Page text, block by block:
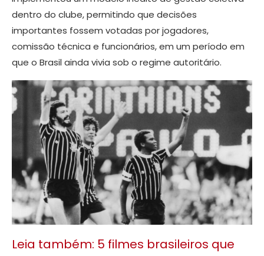
dentro do clube, permitindo que decisões
importantes fossem votadas por jogadores,
comissão técnica e funcionários, em um período em
que o Brasil ainda vivia sob o regime autoritário.
Leia também: 5 filmes brasileiros que